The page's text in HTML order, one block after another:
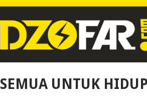
SEMUA UNTUK HIDUP